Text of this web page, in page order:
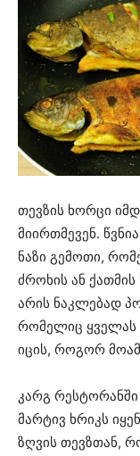
თევზის ხორცი
მიირთმევენ.
ნაზი გემოთი,
ძროხის ან
არის ნაკლებად
რომელიც ყველას
იცის, როგორ
კარგ
მარტივ ხრიკს
ზღვის თევზთან,